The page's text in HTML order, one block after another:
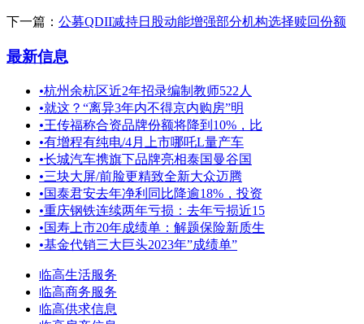
下一篇： 公募QDII减持日股动能增强部分机构选择赎回份额
最新信息
•杭州余杭区近2年招录编制教师522人
•就这？“离异3年内不得京内购房”明
•王传福称合资品牌份额将降到10%，比
•有增程有纯电/4月上市哪吒L量产车
•长城汽车携旗下品牌亮相泰国曼谷国
•三块大屏/前脸更精致全新大众迈腾
•国泰君安去年净利同比降逾18%，投资
•重庆钢铁连续两年亏损：去年亏损近15
•国寿上市20年成绩单：解题保险新质生
•基金代销三大巨头2023年”成绩单”
临高生活服务
临高商务服务
临高供求信息